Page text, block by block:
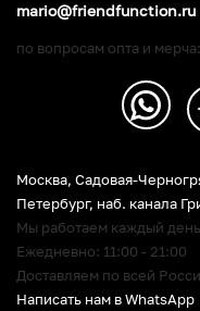
Москва, Садовая-
Петербург, наб. канала
Мы работаем каждый день
Ежедневно: 11:00 - 21:00
Доставляем по всей
Написать нам в WhatsApp
mario@friendfunction.ru
по вопросам опта и мерча: